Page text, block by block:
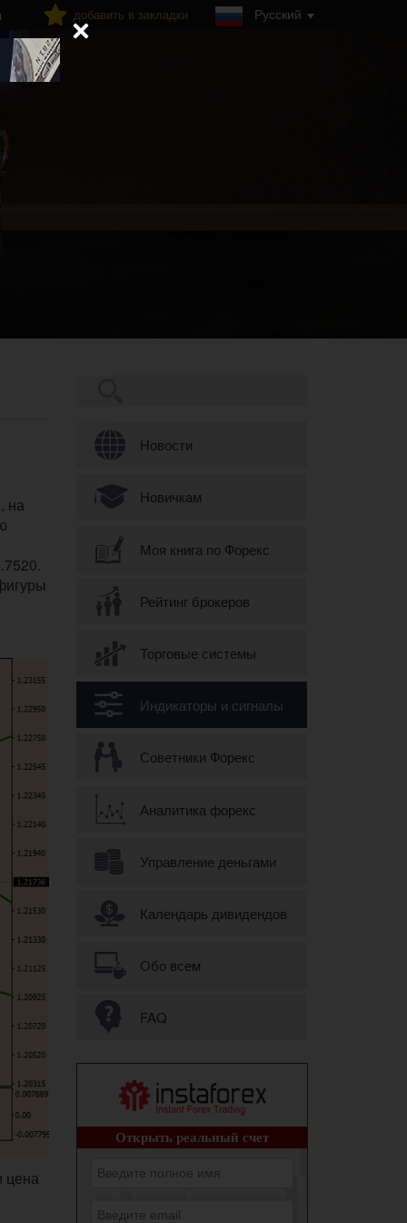
добавить в закладки Русский
Новости
Новичкам
Моя книга по Форекс
Рейтинг брокеров
Торговые системы
Индикаторы и сигналы
Советники Форекс
Аналитика форекс
Управление деньгами
Календарь дивидендов
Обо всем
FAQ
на
цена